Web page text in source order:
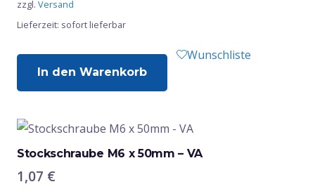
zzgl. Versand
Lieferzeit: sofort lieferbar
In den Warenkorb
Wunschliste
Stockschraube M6 x 50mm – VA
1,07 €